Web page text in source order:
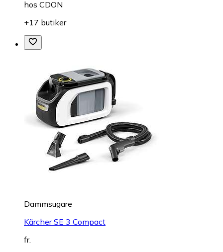
hos CDON
+17 butiker
Dammsugare
Kärcher SE 3 Compact
fr.